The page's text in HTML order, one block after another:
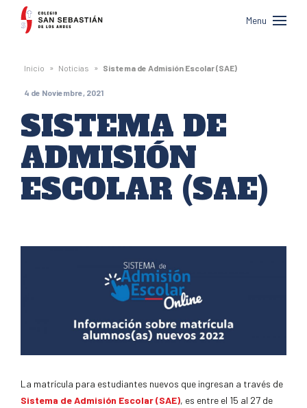
Colegio
San
Sebastián
de
Los
Andes
Menu
Inicio » Noticias » Sistema de Admisión Escolar (SAE)
4 de Noviembre, 2021
SISTEMA DE
ADMISIÓN
ESCOLAR (SAE)
La matrícula para estudiantes nuevos que ingresan a través de
Sistema de Admisión Escolar (SAE), es entre el 15 al 27 de